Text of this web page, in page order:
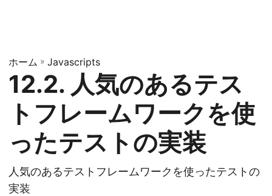
ホーム » Javascripts
12.2. 人気のあるテス
トフレームワークを使
ったテストの実装
人気のあるテストフレームワークを使ったテストの
実装